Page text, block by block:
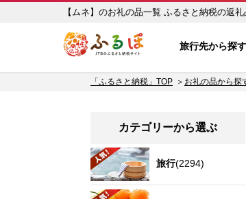
【ムネ】のお礼の品一覧
旅行先から探す
「ふるさと納税」TOP お礼の品から探
カテゴリーから選ぶ
旅行(2294)